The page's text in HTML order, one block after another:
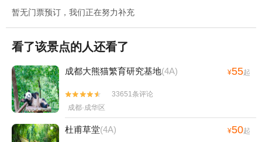
暂无门票预订，我们正在努力补充
看了该景点的人还看了
成都大熊猫繁育研究基地(4A) ¥55起


33651条评论
成都·成华区
杜甫草堂(4A) ¥50起